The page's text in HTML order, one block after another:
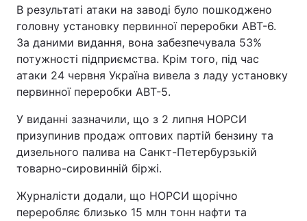
В результаті атаки на заводі було пошкоджено
головну установку первинної переробки АВТ-6.
За даними видання, вона забезпечувала 53%
потужності підприємства. Крім того, під час
атаки 24 червня Україна вивела з ладу установку
первинної переробки АВТ-5.
У виданні зазначили, що з 2 липня НОРСИ
призупинив продаж оптових партій бензину та
дизельного палива на Санкт-Петербурзькій
товарно-сировинній біржі.
Журналісти додали, що НОРСИ щорічно
переробляє близько 15 млн тонн нафти та